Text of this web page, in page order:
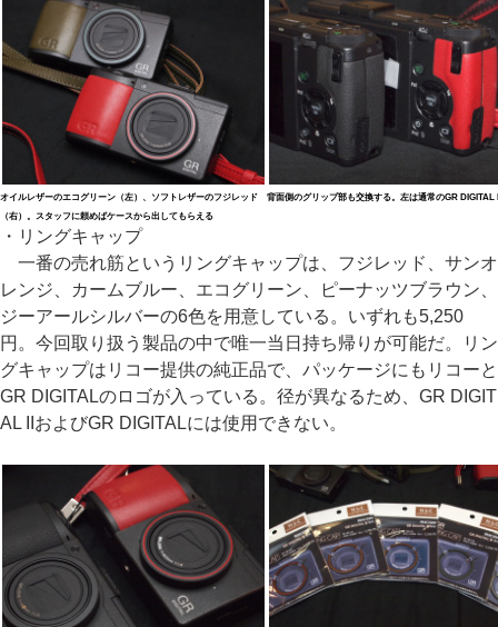
オイルレザーのエコグリーン（左）、ソフトレザーのフジレッド
（右）。スタッフに頼めばケースから出してもらえる
背面側のグリップ部も交換する。左は通常のGR DIGITAL
・リングキャップ
一番の売れ筋というリングキャップは、フジレッド、サンオ
レンジ、カームブルー、エコグリーン、ピーナッツブラウン、
ジーアールシルバーの6色を用意している。いずれも5,250
円。今回取り扱う製品の中で唯一当日持ち帰りが可能だ。リン
グキャップはリコー提供の純正品で、パッケージにもリコーと
GR DIGITALのロゴが入っている。径が異なるため、GR DIGIT
AL IIおよびGR DIGITALには使用できない。